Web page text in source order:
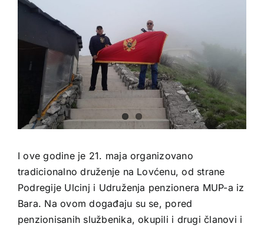
I ove godine je 21. maja organizovano
tradicionalno druženje na Lovćenu, od strane
Podregije Ulcinj i Udruženja penzionera MUP-a iz
Bara. Na ovom događaju su se, pored
penzionisanih službenika, okupili i drugi članovi i